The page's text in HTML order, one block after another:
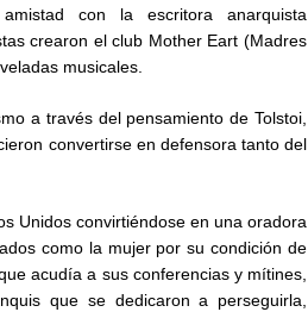
con la escritora anarquista
crearon el club Mother Eart (Madres
musicales.
a través del pensamiento de Tolstoi,
convertirse en defensora tanto del
Unidos convirtiéndose en una oradora
como la mujer por su condición de
acudía a sus conferencias y mítines,
que se dedicaron a perseguirla,